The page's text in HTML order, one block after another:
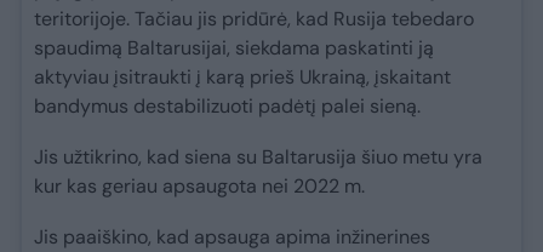
teritorijoje. Tačiau jis pridūrė, kad Rusija tebedaro
spaudimą Baltarusijai, siekdama paskatinti ją
aktyviau įsitraukti į karą prieš Ukrainą, įskaitant
bandymus destabilizuoti padėtį palei sieną.
Jis užtikrino, kad siena su Baltarusija šiuo metu yra
kur kas geriau apsaugota nei 2022 m.
Jis paaiškino, kad apsauga apima inžinerines